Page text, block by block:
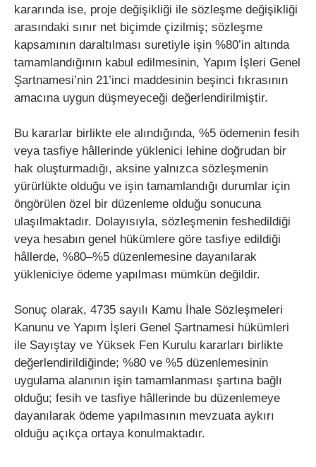
kararında ise, proje değişikliği ile sözleşme değişikliği
arasındaki sınır net biçimde çizilmiş; sözleşme
kapsamının daraltılması suretiyle işin %80’in altında
tamamlandığının kabul edilmesinin, Yapım İşleri Genel
Şartnamesi’nin 21’inci maddesinin beşinci fıkrasının
amacına uygun düşmeyeceği değerlendirilmiştir.
Bu kararlar birlikte ele alındığında, %5 ödemenin fesih
veya tasfiye hâllerinde yüklenici lehine doğrudan bir
hak oluşturmadığı, aksine yalnızca sözleşmenin
yürürlükte olduğu ve işin tamamlandığı durumlar için
öngörülen özel bir düzenleme olduğu sonucuna
ulaşılmaktadır. Dolayısıyla, sözleşmenin feshedildiği
veya hesabın genel hükümlere göre tasfiye edildiği
hâllerde, %80–%5 düzenlemesine dayanılarak
yükleniciye ödeme yapılması mümkün değildir.
Sonuç olarak, 4735 sayılı Kamu İhale Sözleşmeleri
Kanunu ve Yapım İşleri Genel Şartnamesi hükümleri
ile Sayıştay ve Yüksek Fen Kurulu kararları birlikte
değerlendirildiğinde; %80 ve %5 düzenlemesinin
uygulama alanının işin tamamlanması şartına bağlı
olduğu; fesih ve tasfiye hâllerinde bu düzenlemeye
dayanılarak ödeme yapılmasının mevzuata aykırı
olduğu açıkça ortaya konulmaktadır.